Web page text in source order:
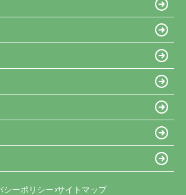
シーポリシー サイトマップ